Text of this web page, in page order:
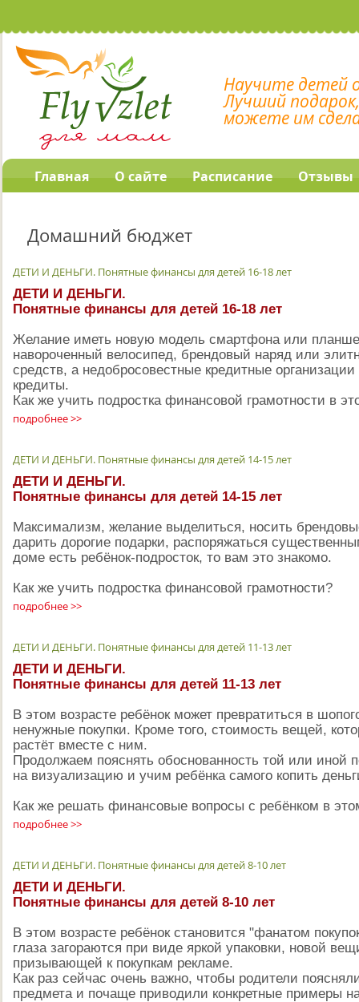
Научите детей
Лучший
можете им
Главная О сайте Расписание Отзывы
Домашний бюджет
ДЕТИ И ДЕНЬГИ. Понятные финансы для детей 16-18 лет
ДЕТИ И ДЕНЬГИ.
Понятные финансы для детей 16-18 лет
Желание иметь новую модель смартфона или
навороченный велосипед, брендовый наряд или
средств, а недобросовестные кредитные
кредиты.
Как же учить подростка финансовой грамотности в
подробнее >>
ДЕТИ И ДЕНЬГИ. Понятные финансы для детей 14-15 лет
ДЕТИ И ДЕНЬГИ.
Понятные финансы для детей 14-15 лет
Максимализм, желание выделиться, носить
дарить дорогие подарки, распоряжаться
доме есть ребёнок-подросток, то вам это знакомо.
Как же учить подростка финансовой грамотности?
подробнее >>
ДЕТИ И ДЕНЬГИ. Понятные финансы для детей 11-13 лет
ДЕТИ И ДЕНЬГИ.
Понятные финансы для детей 11-13 лет
В этом возрасте ребёнок может превратиться в
ненужные покупки. Кроме того, стоимость вещей,
растёт вместе с ним.
Продолжаем пояснять обоснованность той или иной
на визуализацию и учим ребёнка самого копить
Как же решать финансовые вопросы с ребёнком в
подробнее >>
ДЕТИ И ДЕНЬГИ. Понятные финансы для детей 8-10 лет
ДЕТИ И ДЕНЬГИ.
Понятные финансы для детей 8-10 лет
В этом возрасте ребёнок становится "фанатом
глаза загораются при виде яркой упаковки, новой
призывающей к покупкам рекламе.
Как раз сейчас очень важно, чтобы родители
предмета и почаще приводили конкретные примеры